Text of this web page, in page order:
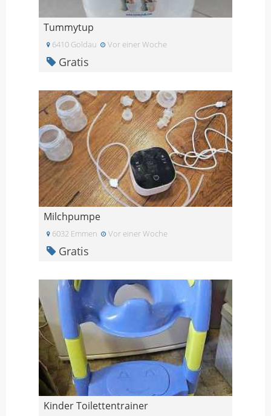
Tummytup
6410 Goldau Vor einer Woche
Gratis
Milchpumpe
6032 Emmen Vor einer Woche
Gratis
Kinder Toilettentrainer